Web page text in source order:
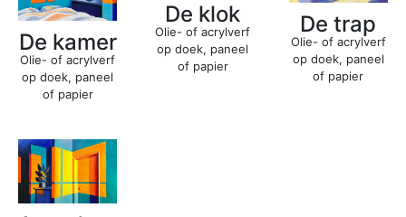
De kamer
Olie- of acrylverf
op doek, paneel
of papier
De klok
Olie- of acrylverf
op doek, paneel
of papier
De trap
Olie- of acrylverf
op doek, paneel
of papier